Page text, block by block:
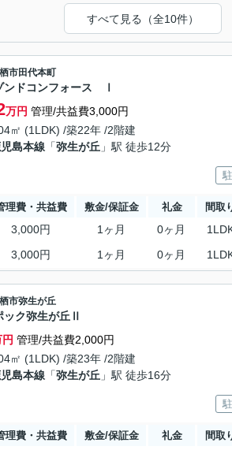
すべて見る（全10件）
市田代本町
ンドコンフォース Ⅰ
万円 管理/共益費3,000円
㎡ (1LDK) /築22年 /2階建
児島本線 「弥生が丘 」駅 徒歩12分
理費・共益費 敷金/保証金 礼金 間取
3,000円 1ヶ月 0ヶ月
3,000円 1ヶ月 0ヶ月
市弥生が丘
ック弥生が丘Ⅱ
管理/共益費2,000円
㎡ (1LDK) /築23年 /2階建
児島本線 「弥生が丘 」駅 徒歩16分
理費・共益費 敷金/保証金 礼金 間取